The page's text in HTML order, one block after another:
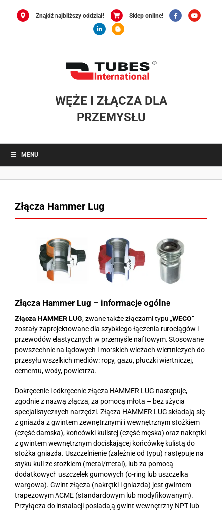
Znajdź najbliższy oddział! Sklep online!
WĘŻE I ZŁĄCZA DLA
PRZEMYSŁU
MENU
Złącza Hammer Lug
Złącza Hammer Lug – informacje ogólne
Złącza HAMMER LUG, zwane także złączami typu „WECO”
zostały zaprojektowane dla szybkiego łączenia rurociągów i
przewodów elastycznych w przemyśle naftowym. Stosowane
powszechnie na lądowych i morskich wieżach wiertniczych do
przesyłu wszelkich mediów: ropy, gazu, płuczki wiertniczej,
cementu, wody, powietrza.
Dokręcenie i odkręcenie złącza HAMMER LUG następuje,
zgodnie z nazwą złącza, za pomocą młota – bez użycia
specjalistycznych narzędzi. Złącza HAMMER LUG składają się
z gniazda z gwintem zewnętrznymi i wewnętrznym stożkiem
(część damska), końcówki kulistej (część męska) oraz nakrętki
z gwintem wewnętrznym dociskającej końcówkę kulistą do
stożka gniazda. Uszczelnienie (zależnie od typu) następuje na
styku kuli ze stożkiem (metal/metal), lub za pomocą
dodatkowych uszczelek gumowych (o-ring lub uszczelka
wargowa). Gwint złącza (nakrętki i gniazda) jest gwintem
trapezowym ACME (standardowym lub modyfikowanym).
Przyłącza do instalacji posiadają gwint wewnętrzny NPT lub